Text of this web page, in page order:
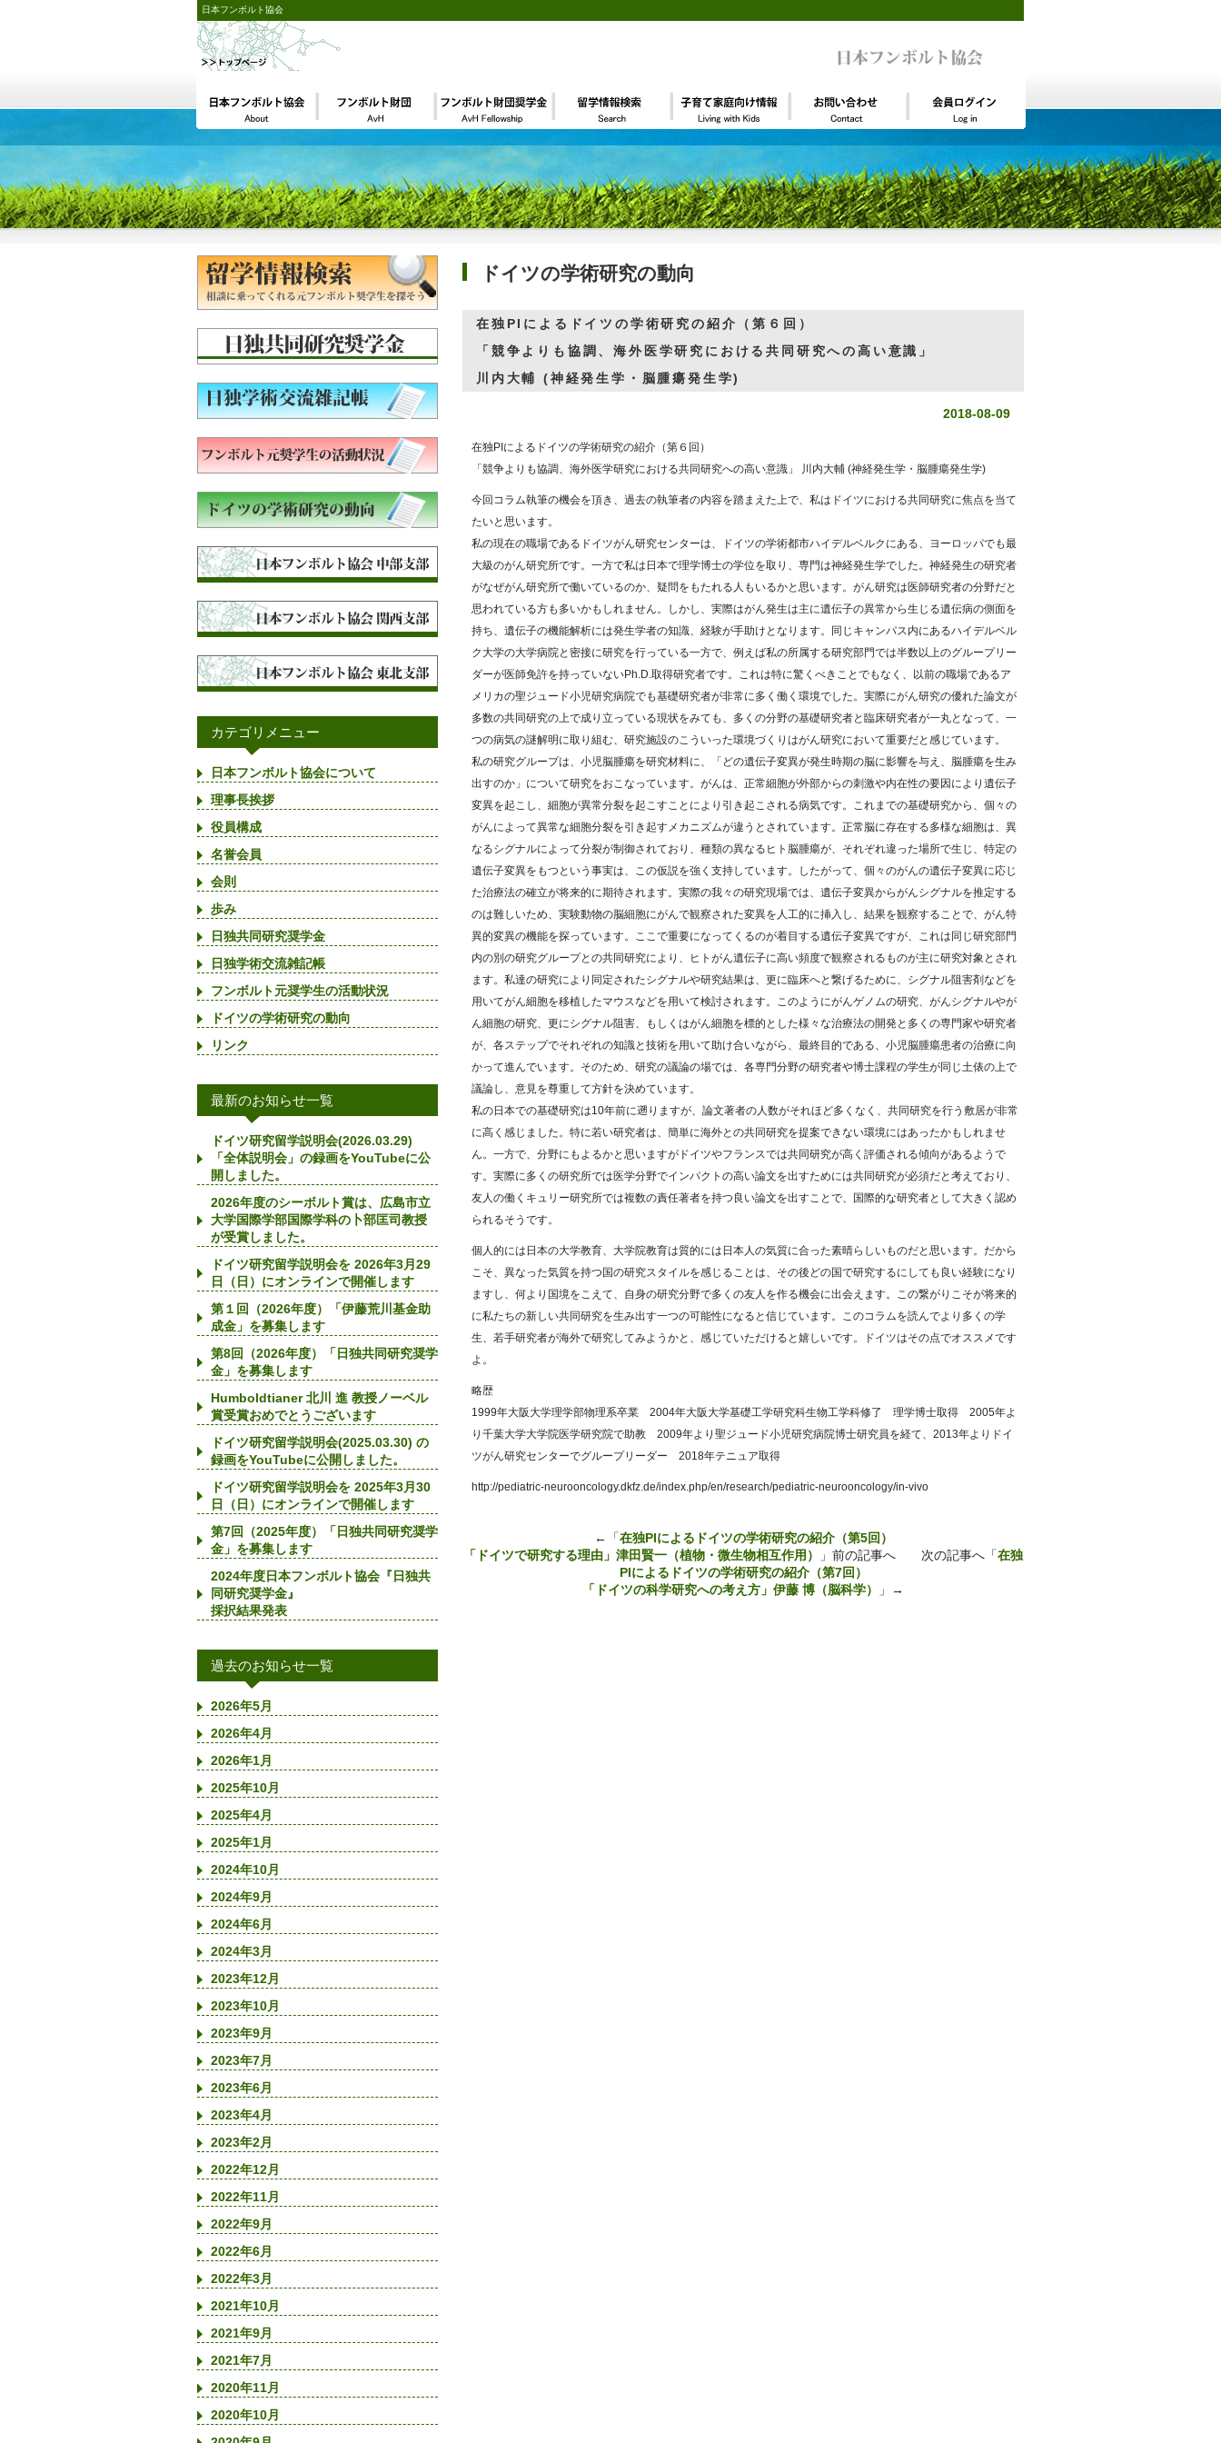
日本フンボルト協会
ドイツの学術研究の動向
在独PIによるドイツの学術研究の紹介（第６回）
「競争よりも協調、海外医学研究における共同研究への高い意識」
川内大輔 (神経発生学・脳腫瘍発生学)
2018-08-09
在独PIによるドイツの学術研究の紹介（第６回）
「競争よりも協調、海外医学研究における共同研究への高い意識」 川内大輔 (神経発生学・脳腫瘍発生学)
今回コラム執筆の機会を頂き、過去の執筆者の内容を踏まえた上で、私はドイツにおける共同研究に焦点を当て
たいと思います。
私の現在の職場であるドイツがん研究センターは、ドイツの学術都市ハイデルベルクにある、ヨーロッパでも最
大級のがん研究所です。一方で私は日本で理学博士の学位を取り、専門は神経発生学でした。神経発生の研究者
がなぜがん研究所で働いているのか、疑問をもたれる人もいるかと思います。がん研究は医師研究者の分野だと
思われている方も多いかもしれません。しかし、実際はがん発生は主に遺伝子の異常から生じる遺伝病の側面を
持ち、遺伝子の機能解析には発生学者の知識、経験が手助けとなります。同じキャンパス内にあるハイデルベル
ク大学の大学病院と密接に研究を行っている一方で、例えば私の所属する研究部門では半数以上のグループリー
ダーが医師免許を持っていないPh.D.取得研究者です。これは特に驚くべきことでもなく、以前の職場であるア
メリカの聖ジュード小児研究病院でも基礎研究者が非常に多く働く環境でした。実際にがん研究の優れた論文が
多数の共同研究の上で成り立っている現状をみても、多くの分野の基礎研究者と臨床研究者が一丸となって、一
つの病気の謎解明に取り組む、研究施設のこういった環境づくりはがん研究において重要だと感じています。
私の研究グループは、小児脳腫瘍を研究材料に、「どの遺伝子変異が発生時期の脳に影響を与え、脳腫瘍を生み
出すのか」について研究をおこなっています。がんは、正常細胞が外部からの刺激や内在性の要因により遺伝子
変異を起こし、細胞が異常分裂を起こすことにより引き起こされる病気です。これまでの基礎研究から、個々の
がんによって異常な細胞分裂を引き起すメカニズムが違うとされています。正常脳に存在する多様な細胞は、異
なるシグナルによって分裂が制御されており、種類の異なるヒト脳腫瘍が、それぞれ違った場所で生じ、特定の
遺伝子変異をもつという事実は、この仮説を強く支持しています。したがって、個々のがんの遺伝子変異に応じ
た治療法の確立が将来的に期待されます。実際の我々の研究現場では、遺伝子変異からがんシグナルを推定する
のは難しいため、実験動物の脳細胞にがんで観察された変異を人工的に挿入し、結果を観察することで、がん特
異的変異の機能を探っています。ここで重要になってくるのが着目する遺伝子変異ですが、これは同じ研究部門
内の別の研究グループとの共同研究により、ヒトがん遺伝子に高い頻度で観察されるものが主に研究対象とされ
ます。私達の研究により同定されたシグナルや研究結果は、更に臨床へと繋げるために、シグナル阻害剤などを
用いてがん細胞を移植したマウスなどを用いて検討されます。このようにがんゲノムの研究、がんシグナルやが
ん細胞の研究、更にシグナル阻害、もしくはがん細胞を標的とした様々な治療法の開発と多くの専門家や研究者
が、各ステップでそれぞれの知識と技術を用いて助け合いながら、最終目的である、小児脳腫瘍患者の治療に向
かって進んでいます。そのため、研究の議論の場では、各専門分野の研究者や博士課程の学生が同じ土俵の上で
議論し、意見を尊重して方針を決めています。
私の日本での基礎研究は10年前に遡りますが、論文著者の人数がそれほど多くなく、共同研究を行う敷居が非常
に高く感じました。特に若い研究者は、簡単に海外との共同研究を提案できない環境にはあったかもしれませ
ん。一方で、分野にもよるかと思いますがドイツやフランスでは共同研究が高く評価される傾向があるようで
す。実際に多くの研究所では医学分野でインパクトの高い論文を出すためには共同研究が必須だと考えており、
友人の働くキュリー研究所では複数の責任著者を持つ良い論文を出すことで、国際的な研究者として大きく認め
られるそうです。
個人的には日本の大学教育、大学院教育は質的には日本人の気質に合った素晴らしいものだと思います。だから
こそ、異なった気質を持つ国の研究スタイルを感じることは、その後どの国で研究するにしても良い経験になり
ますし、何より国境をこえて、自身の研究分野で多くの友人を作る機会に出会えます。この繋がりこそが将来的
に私たちの新しい共同研究を生み出す一つの可能性になると信じています。このコラムを読んでより多くの学
生、若手研究者が海外で研究してみようかと、感じていただけると嬉しいです。ドイツはその点でオススメです
よ。
略歴
1999年大阪大学理学部物理系卒業 2004年大阪大学基礎工学研究科生物工学科修了 理学博士取得 2005年よ
り千葉大学大学院医学研究院で助教 2009年より聖ジュード小児研究病院博士研究員を経て、2013年よりドイ
ツがん研究センターでグループリーダー 2018年テニュア取得
http://pediatric-neurooncology.dkfz.de/index.php/en/research/pediatric-neurooncology/in-vivo
←「在独PIによるドイツの学術研究の紹介（第5回）
「ドイツで研究する理由」津田賢一（植物・微生物相互作用）
」前の記事へ 次の記事へ「在独
PIによるドイツの学術研究の紹介（第7回）
「ドイツの科学研究への考え方」伊藤 博（脳科学）
」→
カテゴリメニュー
日本フンボルト協会について
理事長挨拶
役員構成
名誉会員
会則
歩み
日独共同研究奨学金
日独学術交流雑記帳
フンボルト元奨学生の活動状況
ドイツの学術研究の動向
リンク
最新のお知らせ一覧
ドイツ研究留学説明会(2026.03.29)
「全体説明会」の録画をYouTubeに公
開しました。
2026年度のシーボルト賞は、広島市立
大学国際学部国際学科の卜部匡司教授
が受賞しました。
ドイツ研究留学説明会を 2026年3月29
日（日）にオンラインで開催します
第１回（2026年度）「伊藤荒川基金助
成金」を募集します
第8回（2026年度）「日独共同研究奨学
金」を募集します
Humboldtianer 北川 進 教授ノーベル
賞受賞おめでとうございます
ドイツ研究留学説明会(2025.03.30) の
録画をYouTubeに公開しました。
ドイツ研究留学説明会を 2025年3月30
日（日）にオンラインで開催します
第7回（2025年度）「日独共同研究奨学
金」を募集します
2024年度日本フンボルト協会『日独共
同研究奨学金』
採択結果発表
過去のお知らせ一覧
2026年5月
2026年4月
2026年1月
2025年10月
2025年4月
2025年1月
2024年10月
2024年9月
2024年6月
2024年3月
2023年12月
2023年10月
2023年9月
2023年7月
2023年6月
2023年4月
2023年2月
2022年12月
2022年11月
2022年9月
2022年6月
2022年3月
2021年10月
2021年9月
2021年7月
2020年11月
2020年10月